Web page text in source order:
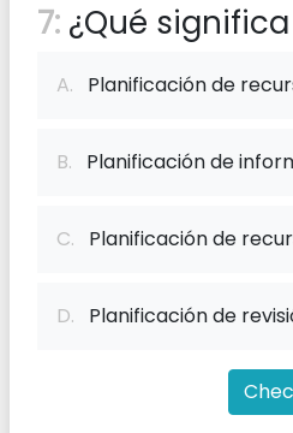
7: ¿Qué significa
A. Planificación de
B. Planificación de
C. Planificación de
D. Planificación de